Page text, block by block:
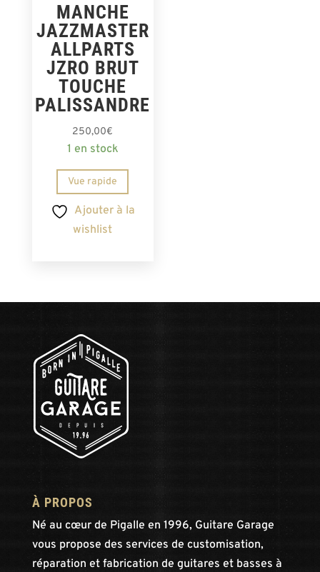
MANCHE
JAZZMASTER
ALLPARTS
JZRO BRUT
TOUCHE
PALISSANDRE
250,00€
1 en stock
Vue rapide
Ajouter à la
wishlist
À PROPOS
Né au cœur de Pigalle en 1996, Guitare Garage
vous propose des services de customisation,
réparation et fabrication de guitares et basses à